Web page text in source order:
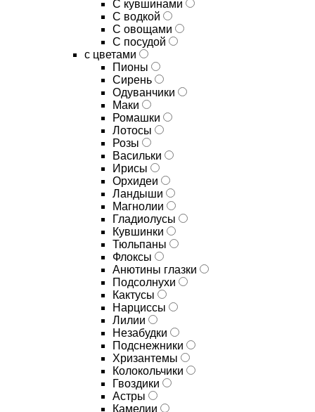
C кувшинами
C водкой
C овощами
C посудой
с цветами
Пионы
Сирень
Одуванчики
Маки
Ромашки
Лотосы
Розы
Васильки
Ирисы
Орхидеи
Ландыши
Магнолии
Гладиолусы
Кувшинки
Тюльпаны
Флоксы
Анютины глазки
Подсолнухи
Кактусы
Нарциссы
Лилии
Незабудки
Подснежники
Хризантемы
Колокольчики
Гвоздики
Астры
Камелии